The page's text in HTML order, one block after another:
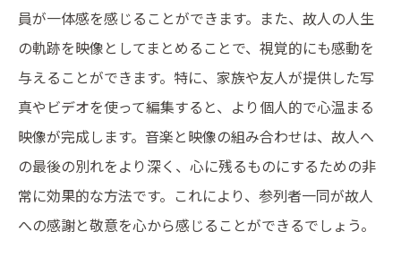
員が一体感を感じることができます。また、故人の人生
の軌跡を映像としてまとめることで、視覚的にも感動を
与えることができます。特に、家族や友人が提供した写
真やビデオを使って編集すると、より個人的で心温まる
映像が完成します。音楽と映像の組み合わせは、故人へ
の最後の別れをより深く、心に残るものにするための非
常に効果的な方法です。これにより、参列者一同が故人
への感謝と敬意を心から感じることができるでしょう。